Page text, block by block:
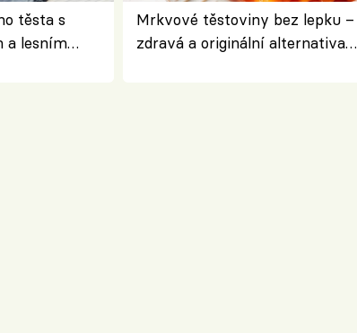
těsta s
a lesním
Mrkvové těstoviny bez lepku –
zdravá a originální alternativa